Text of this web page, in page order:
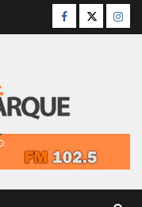
Facebook
Twitter